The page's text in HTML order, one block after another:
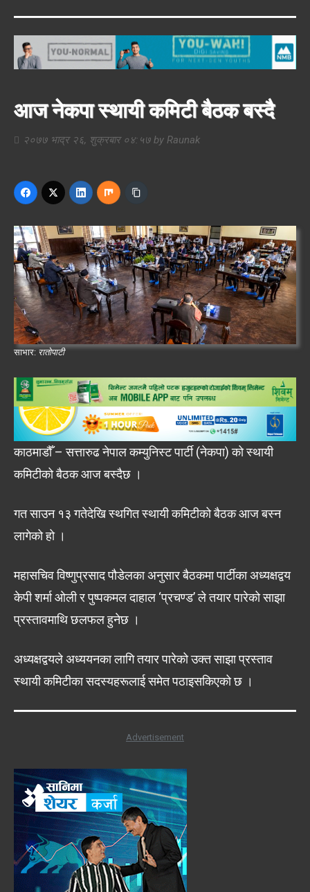
आज नेकपा स्थायी कमिटी बैठक बस्दै
२०७७ भाद्र २६, शुक्रबार ०४:५७ by Raunak
साभार: रातोपाटी
काठमाडौँ – सत्तारुढ नेपाल कम्युनिस्ट पार्टी (नेकपा) को स्थायी
कमिटीको बैठक आज बस्दैछ ।
गत साउन १३ गतेदेखि स्थगित स्थायी कमिटीको बैठक आज बस्न
लागेको हो ।
महासचिव विष्णुप्रसाद पौडेलका अनुसार बैठकमा पार्टीका अध्यक्षद्वय
केपी शर्मा ओली र पुष्पकमल दाहाल ‘प्रचण्ड’ ले तयार पारेको साझा
प्रस्तावमाथि छलफल हुनेछ ।
अध्यक्षद्वयले अध्ययनका लागि तयार पारेको उक्त साझा प्रस्ताव
स्थायी कमिटीका सदस्यहरूलाई समेत पठाइसकिएको छ ।
Advertisement